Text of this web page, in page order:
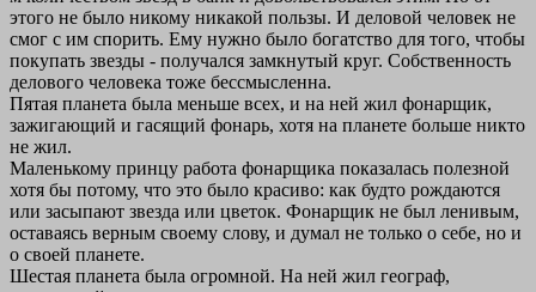
этого не было никому никакой пользы. И деловой человек не
смог с им спорить. Ему нужно было богатство для того, чтобы
покупать звезды - получался замкнутый круг. Собственность
делового человека тоже бессмысленна.
Пятая планета была меньше всех, и на ней жил фонарщик,
зажигающий и гасящий фонарь, хотя на планете больше никто
не жил.
Маленькому принцу работа фонарщика показалась полезной
хотя бы потому, что это было красиво: как будто рождаются
или засыпают звезда или цветок. Фонарщик не был ленивым,
оставаясь верным своему слову, и думал не только о себе, но и
о своей планете.
Шестая планета была огромной. На ней жил географ,